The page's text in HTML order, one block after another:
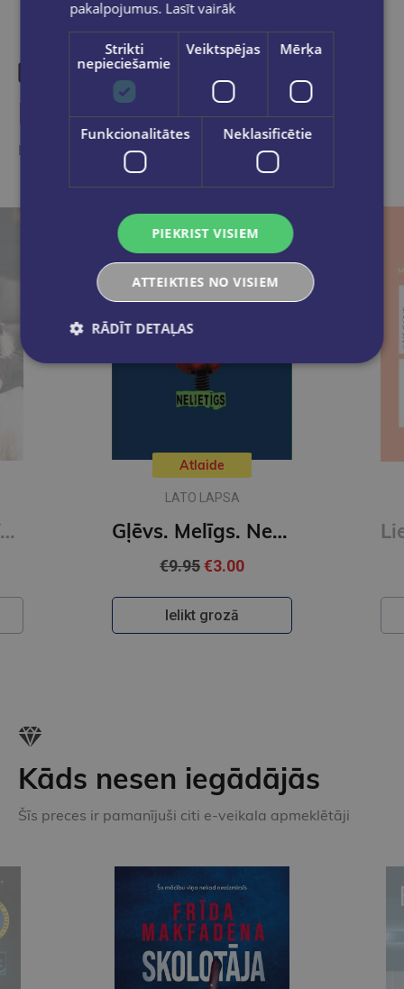
Līdzīgas preces
Ieskaties, varbūt noder
No Romas līdz Vecpiebalgai
Atlaide
LATO LAPSA
Gļēvs. Melīgs. Nelietīgs. Noziedznieks
€9.95€3.00
Ielikt grozā
Kāds nesen iegādājās
Šīs preces ir pamanījuši citi e-veikala apmeklētāji
pakalpojumus. Lasīt vairāk
Strikti
nepieciešamie
Veiktspējas Mērķa
Funkcionalitātes Neklasificētie
PIEKRIST VISIEM
ATTEIKTIES NO VISIEM
RĀDĪT DETAĻAS